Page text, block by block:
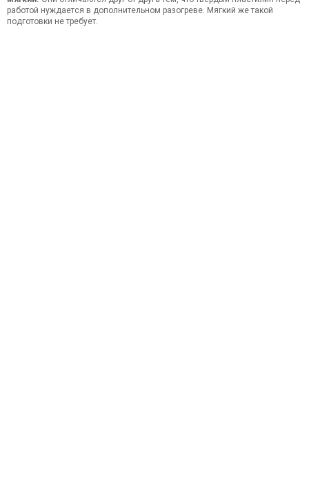
работой нуждается в дополнительном разогреве. Мягкий же такой
подготовки не требует.